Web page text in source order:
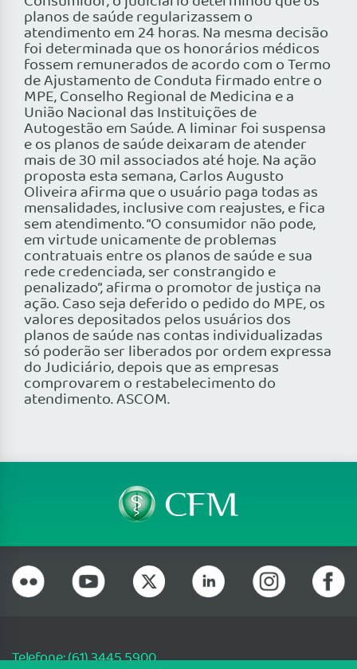
planos de saúde regularizassem o
atendimento em 24 horas. Na mesma decisão
foi determinada que os honorários médicos
fossem remunerados de acordo com o Termo
de Ajustamento de Conduta firmado entre o
MPE, Conselho Regional de Medicina e a
União Nacional das Instituições de
Autogestão em Saúde. A liminar foi suspensa
e os planos de saúde deixaram de atender
mais de 30 mil associados até hoje. Na ação
proposta esta semana, Carlos Augusto
Oliveira afirma que o usuário paga todas as
mensalidades, inclusive com reajustes, e fica
sem atendimento. “O consumidor não pode,
em virtude unicamente de problemas
contratuais entre os planos de saúde e sua
rede credenciada, ser constrangido e
penalizado”, afirma o promotor de justiça na
ação. Caso seja deferido o pedido do MPE, os
valores depositados pelos usuários dos
planos de saúde nas contas individualizadas
só poderão ser liberados por ordem expressa
do Judiciário, depois que as empresas
comprovarem o restabelecimento do
atendimento. ASCOM.
Telefone: (61) 3445 5900